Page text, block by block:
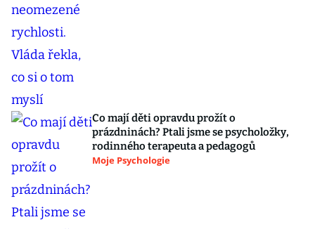
Co mají děti opravdu prožít o
prázdninách? Ptali jsme se psycholožky,
rodinného terapeuta a pedagogů
Moje Psychologie